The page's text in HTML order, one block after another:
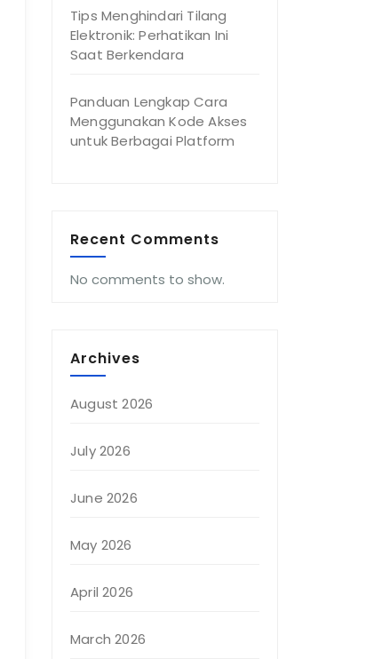
Tips Menghindari Tilang
Elektronik: Perhatikan Ini
Saat Berkendara
Panduan Lengkap Cara
Menggunakan Kode Akses
untuk Berbagai Platform
Recent Comments
No comments to show.
Archives
August 2026
July 2026
June 2026
May 2026
April 2026
March 2026